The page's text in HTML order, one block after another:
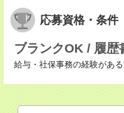
応募資格・条件
ブランクOK / 履
給与・社保事務の経験があ